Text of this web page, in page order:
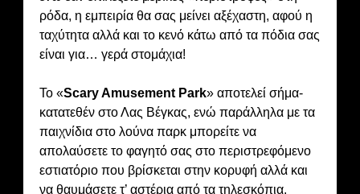
ρόδα, η εμπειρία θα σας μείνει αξέχαστη, αφού η
ταχύτητα αλλά και το κενό κάτω από τα πόδια σας
είναι για… γερά στομάχια!
Το «Scary Amusement Park» αποτελεί σήμα-
κατατεθέν στο Λας Βέγκας, ενώ παράλληλα με τα
παιχνίδια στο λούνα παρκ μπορείτε να
απολαύσετε το φαγητό σας στο περιστρεφόμενο
εστιατόριο που βρίσκεται στην κορυφή αλλά και
να θαυμάσετε τ’ αστέρια από τα τηλεσκόπια.